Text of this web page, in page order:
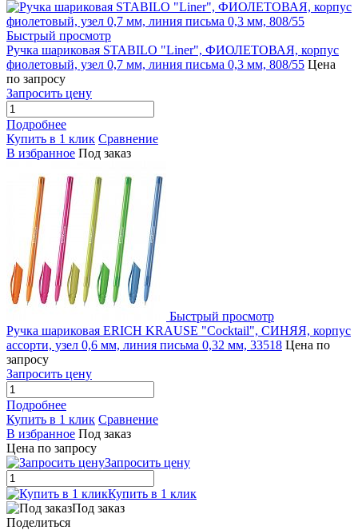
Быстрый просмотр
Ручка шариковая STABILO "Liner", ФИОЛЕТОВАЯ, корпус
фиолетовый, узел 0,7 мм, линия письма 0,3 мм, 808/55 Цена
по запросу
Запросить цену
Подробнее
Купить в 1 клик Сравнение
В избранное Под заказ
Быстрый просмотр
Ручка шариковая ERICH KRAUSE "Cocktail", СИНЯЯ, корпус
ассорти, узел 0,6 мм, линия письма 0,32 мм, 33518 Цена по
запросу
Запросить цену
Подробнее
Купить в 1 клик Сравнение
В избранное Под заказ
Цена по запросу
Запросить цену
Купить в 1 клик
Под заказ
Поделиться